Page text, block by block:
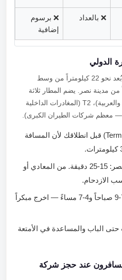
❌ بالعداد
❌ برسوم
إضافية
الدولي
على بُعد نحو 22 كيلومتراً من وسط
من مدينة نصر. يضم المطار ثلاثة
صالات: T1 (الرحلات الأفريقية والعربية)، T2 (المغادرات الداخلية
تأكد من رقم الصالة (Terminal) قبل انطلاقك لأن المسافة
وقت الوصول من مدينة نصر: 15-25 دقيقة. من المعادي أو
أوقات الذروة المرورية: 7-9 صباحاً و4-7 مساءً — اخرج مبكراً
الباب والمساعدة في الأمتعة
عند حجز شركة